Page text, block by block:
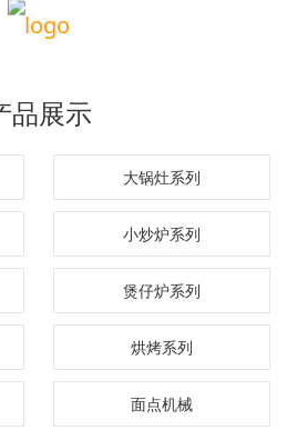
品展示
大锅灶系列
小炒炉系列
煲仔炉系列
烘烤系列
面点机械